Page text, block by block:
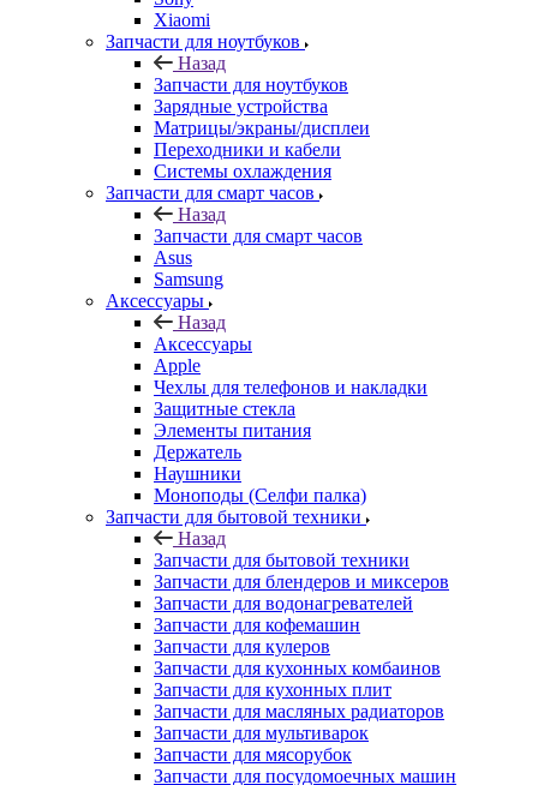
Запчасти для ноутбуков
Зарядные устройства
Матрицы/экраны/дисплеи
Переходники и кабели
Системы охлаждения
Запчасти для смарт часов
Назад
Запчасти для смарт часов
Asus
Samsung
Аксессуары
Назад
Аксессуары
Apple
Чехлы для телефонов и накладки
Защитные стекла
Элементы питания
Держатель
Наушники
Моноподы (Селфи палка)
Запчасти для бытовой техники
Назад
Запчасти для бытовой техники
Запчасти для блендеров и миксеров
Запчасти для водонагревателей
Запчасти для кофемашин
Запчасти для кулеров
Запчасти для кухонных комбаинов
Запчасти для кухонных плит
Запчасти для масляных радиаторов
Запчасти для мультиварок
Запчасти для мясорубок
Запчасти для посудомоечных машин
Запчасти для пылесосов
Запчасти для микроволновок (СВЧ)
Запчасти для стиральных машин